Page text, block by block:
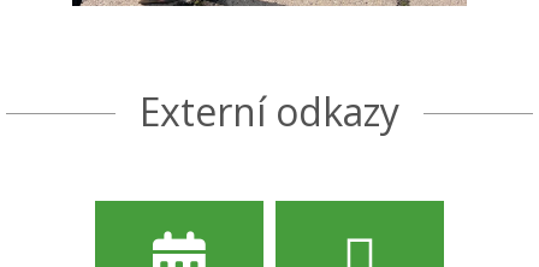
Externí odkazy